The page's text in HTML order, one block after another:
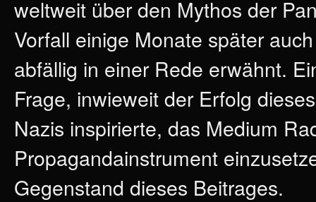
weltweit über den Mythos der
Vorfall einige Monate später
abfällig in einer Rede erwähnt.
Frage, inwieweit der Erfolg
Nazis inspirierte, das Medium
Propagandainstrument
Gegenstand dieses Beitrages.